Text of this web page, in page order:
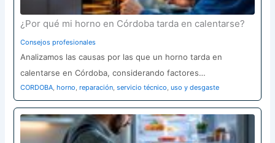
¿Por qué mi horno en Córdoba tarda en calentarse?
Consejos profesionales
Analizamos las causas por las que un horno tarda en
calentarse en Córdoba, considerando factores…
CORDOBA ,horno ,reparación ,servicio técnico ,uso y desgaste